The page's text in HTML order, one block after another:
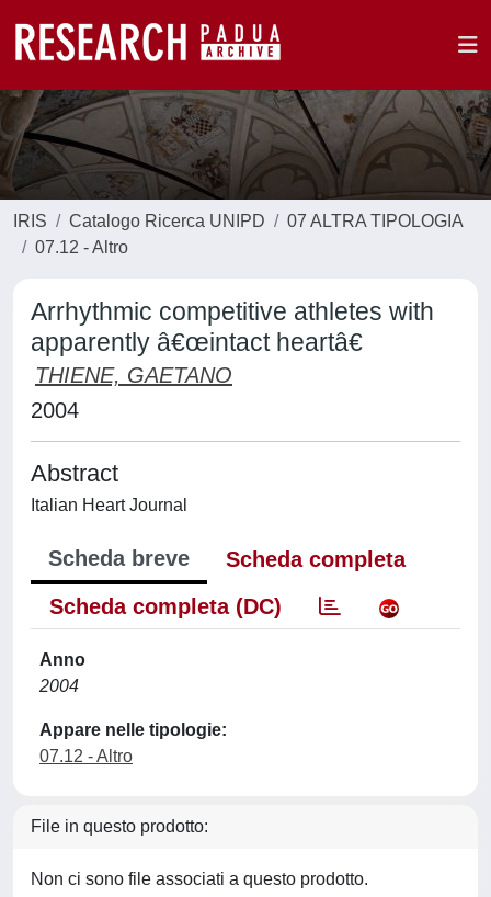
IRIS Catalogo Ricerca UNIPD
07 ALTRA TIPOLOGIA
07.12 - Altro
Arrhythmic competitive athletes with
apparently â€œintact heartâ€
THIENE, GAETANO
2004
Abstract
Italian Heart Journal
Scheda breve
Scheda completa
Scheda completa (DC)
Anno
2004
Appare nelle tipologie:
07.12 - Altro
File in questo prodotto:
Non ci sono file associati a questo prodotto.